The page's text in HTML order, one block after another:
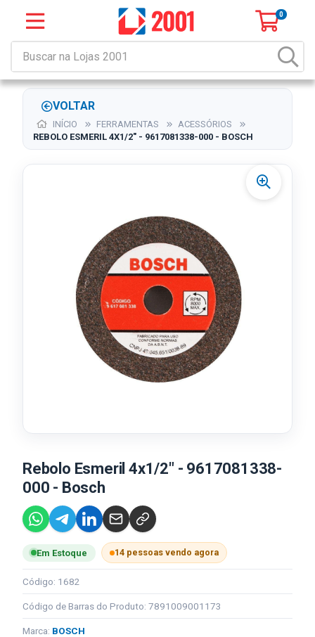
0
VOLTAR
INÍCIO FERRAMENTAS
ACESSÓRIOS
REBOLO ESMERIL 4X1/2" - 9617081338-000 - BOSCH
Rebolo Esmeril 4x1/2" - 9617081338-
000 - Bosch
Em Estoque 14 pessoas vendo agora
Código: 1682
Código de Barras do Produto: 7891009001173
Marca: BOSCH